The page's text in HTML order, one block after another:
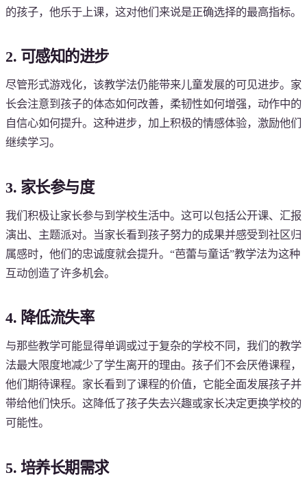
的孩子，他乐于上课，这对他们来说是正确选择的最高指标。
2. 可感知的进步
尽管形式游戏化，该教学法仍能带来儿童发展的可见进步。家
长会注意到孩子的体态如何改善，柔韧性如何增强，动作中的
自信心如何提升。这种进步，加上积极的情感体验，激励他们
继续学习。
3. 家长参与度
我们积极让家长参与到学校生活中。这可以包括公开课、汇报
演出、主题派对。当家长看到孩子努力的成果并感受到社区归
属感时，他们的忠诚度就会提升。“芭蕾与童话”教学法为这种
互动创造了许多机会。
4. 降低流失率
与那些教学可能显得单调或过于复杂的学校不同，我们的教学
法最大限度地减少了学生离开的理由。孩子们不会厌倦课程，
他们期待课程。家长看到了课程的价值，它能全面发展孩子并
带给他们快乐。这降低了孩子失去兴趣或家长决定更换学校的
可能性。
5. 培养长期需求